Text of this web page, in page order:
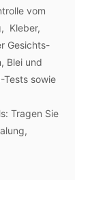
vom
Kleber,
Gesichts-
Blei und
Tests sowie
Tragen Sie